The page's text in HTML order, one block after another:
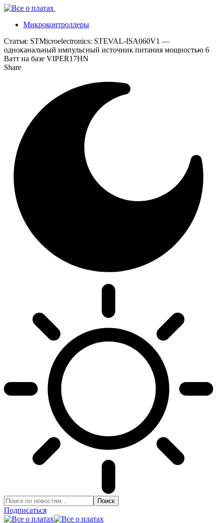
Микроконтроллеры
Статья: STMicroelectronics: STEVAL-ISA060V1 —
одноканальный импульсный источник питания мощностью 6
Ватт на базе VIPER17HN
Share
Подписаться